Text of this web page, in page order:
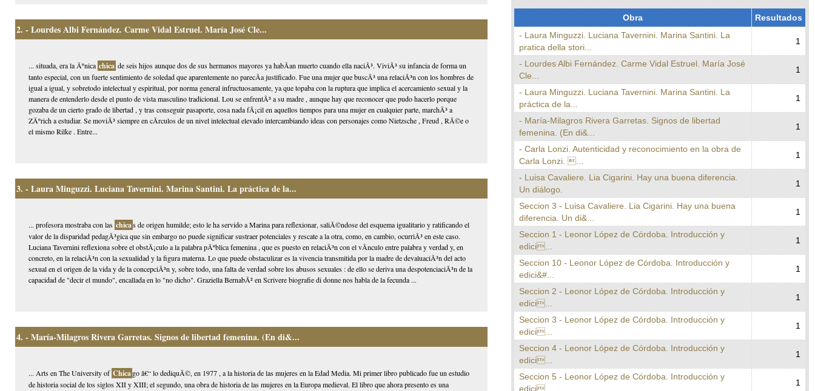
2. - Lourdes Albi Fernández. Carme Vidal Estruel. María José Cle...
... situada, era la Ãºnica chica de seis hijos aunque dos de sus hermanos mayores ya habÃ­an muerto cuando ella naciÃ³. ViviÃ³ su infancia de forma un
tanto especial, con un fuerte sentimiento de soledad que aparentemente no parecÃ­a justificado. Fue una mujer que buscÃ³ una relaciÃ³n con los hombres de
igual a igual, y sobretodo intelectual y espiritual, por norma general infructuosamente, ya que topaba con la ruptura que implica el acercamiento sexual y la
manera de entenderlo desde el punto de vista masculino tradicional. Lou se enfrentÃ³ a su madre , aunque hay que reconocer que pudo hacerlo porque
gozaba de un cierto grado de libertad , y tras conseguir pasaporte, cosa nada fÃ¡cil en aquellos tiempos para una mujer en cualquier parte, marchÃ³ a
ZÃºrich a estudiar. Se moviÃ³ siempre en cÃ­rculos de un nivel intelectual elevado intercambiando ideas con personajes como Nietzsche , Freud , RÃ©e o
el mismo Rilke . Entre...
3. - Laura Minguzzi. Luciana Tavernini. Marina Santini. La práctica de la...
... profesora mostraba con las chicas de origen humilde; esto le ha servido a Marina para reflexionar, saliÃ©ndose del esquema igualitario y ratificando el
valor de la disparidad pedagÃ³gica que sin embargo no puede significar sustraer potenciales y rescate a la otra, como, en cambio, ocurriÃ³ en este caso.
Luciana Tavernini reflexiona sobre el obstÃ¡culo a la palabra pÃºblica femenina , que es puesto en relaciÃ³n con el vÃ­nculo entre palabra y verdad y, en
concreto, en la relaciÃ³n con la sexualidad y la figura materna. Lo que puede obstaculizar es la vivencia transmitida por la madre de devaluaciÃ³n del acto
sexual en el origen de la vida y de la concepciÃ³n y, sobre todo, una falta de verdad sobre los abusos sexuales : de ello se deriva una despotenciaciÃ³n de la
capacidad de "decir el mundo", encallada en lo "no dicho". Graziella BernabÃ² en Scrivere biografie di donne nos habla de la fecunda ...
4. - María-Milagros Rivera Garretas. Signos de libertad femenina. (En di&...
... Arts en The University of Chicago â€“ lo dediquÃ©, en 1977 , a la historia de las mujeres en la Edad Media. Mi primer libro publicado fue un estudio
de historia social de los siglos XII y XIII; el segundo, una obra de historia de las mujeres en la Europa medieval. El libro que ahora presento es una
Obra
Resultados
- Laura Minguzzi. Luciana Tavernini. Marina Santini. La
pratica della stori...
1
- Lourdes Albi Fernández. Carme Vidal Estruel. María José
Cle...
1
- Laura Minguzzi. Luciana Tavernini. Marina Santini. La
práctica de la...
1
- María-Milagros Rivera Garretas. Signos de libertad
femenina. (En di&...
1
- Carla Lonzi. Autenticidad y reconocimiento en la obra de
Carla Lonzi. ...
1
- Luisa Cavaliere. Lia Cigarini. Hay una buena diferencia.
Un diálogo.
1
Seccion 3 - Luisa Cavaliere. Lia Cigarini. Hay una buena
diferencia. Un di&...
1
Seccion 1 - Leonor López de Córdoba. Introducción y
edici...
1
Seccion 10 - Leonor López de Córdoba. Introducción y
edici&#...
1
Seccion 2 - Leonor López de Córdoba. Introducción y
edici...
1
Seccion 3 - Leonor López de Córdoba. Introducción y
edici...
1
Seccion 4 - Leonor López de Córdoba. Introducción y
edici...
1
Seccion 5 - Leonor López de Córdoba. Introducción y
edici...
1